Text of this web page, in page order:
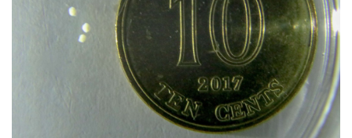
Enterprise Digital Transformation